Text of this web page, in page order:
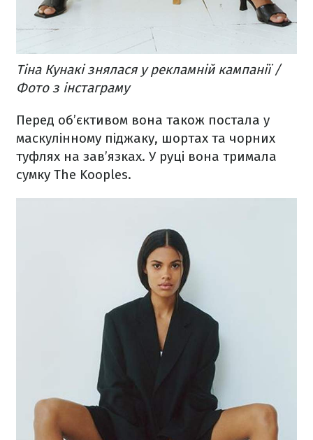
Тіна Кунакі знялася у рекламній кампанії /
Фото з інстаграму
Перед об’єктивом вона також постала у
маскулінному піджаку, шортах та чорних
туфлях на зав’язках. У руці вона тримала
сумку The Kooples.